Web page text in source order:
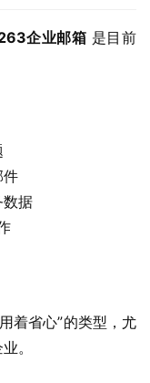
企业邮箱 是目前
件
数据
着省心”的类型，尤
。